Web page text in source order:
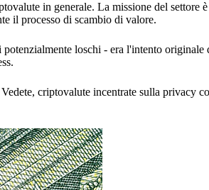
in generale. La missione del settore
il processo di scambio di valore.
loschi - era l'intento
criptovalute incentrate sulla privacy